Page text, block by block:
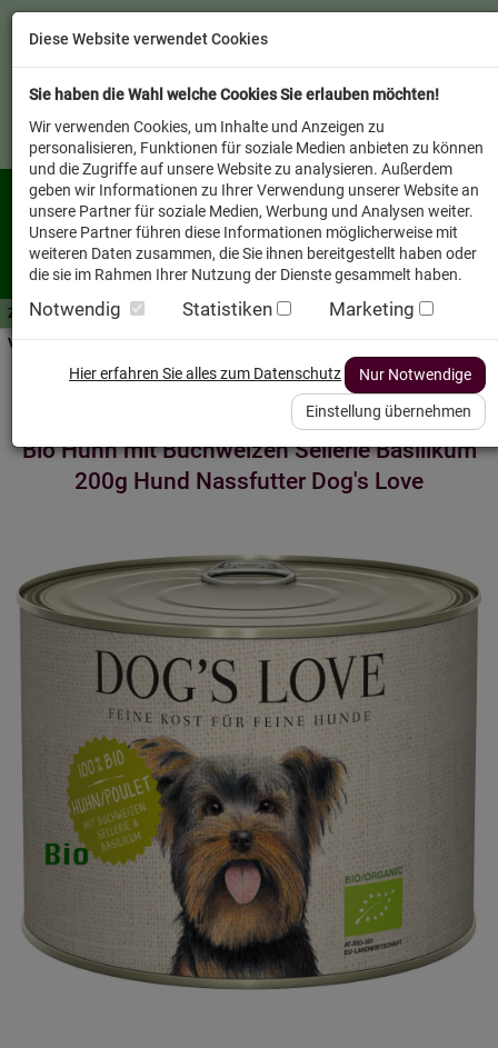
Zutaten A-Z Futterwissen mit Vorrat SPAREN AllesFinder
Service FAQ
Verkäufer vor Ort
Startseite Heimtier Hund Nassfutter
Bio Huhn mit Buchweizen Sellerie Basilikum
200g Hund Nassfutter Dog's Love
Diese Website verwendet Cookies
Sie haben die Wahl welche Cookies Sie erlauben möchten!
Wir verwenden Cookies, um Inhalte und Anzeigen zu
personalisieren, Funktionen für soziale Medien anbieten zu können
und die Zugriffe auf unsere Website zu analysieren. Außerdem
geben wir Informationen zu Ihrer Verwendung unserer Website an
unsere Partner für soziale Medien, Werbung und Analysen weiter.
Unsere Partner führen diese Informationen möglicherweise mit
weiteren Daten zusammen, die Sie ihnen bereitgestellt haben oder
die sie im Rahmen Ihrer Nutzung der Dienste gesammelt haben.
Notwendig Statistiken Marketing
Hier erfahren Sie alles zum Datenschutz Nur Notwendige
Einstellung übernehmen